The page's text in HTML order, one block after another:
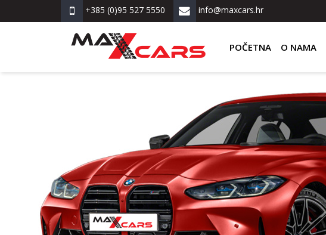
+385 (0)95 527 5550 info@maxcars.hr
POČETNA O NAMA